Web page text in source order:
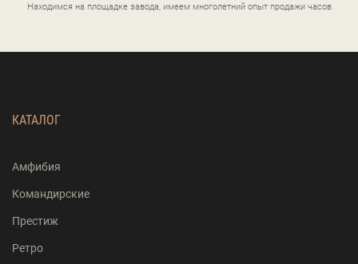
Находимся на площадке завода, имеем многолетний опыт продажи часов
КАТАЛОГ
Амфибия
Командирские
Престиж
Ретро